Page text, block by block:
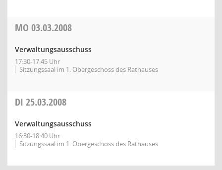
MO 03.03.2008
Verwaltungsausschuss
17:30-17:45 Uhr
Sitzungssaal im 1. Obergeschoss des Rathauses
DI 25.03.2008
Verwaltungsausschuss
16:30-18:40 Uhr
Sitzungssaal im 1. Obergeschoss des Rathauses